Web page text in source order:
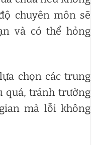
chuyên môn sẽ
và có thể hỏng
chọn các trung
quả, tránh trường
mà lỗi không